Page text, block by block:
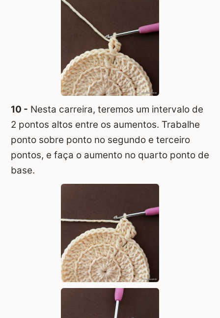
10 - Nesta carreira, teremos um intervalo de
2 pontos altos entre os aumentos. Trabalhe
ponto sobre ponto no segundo e terceiro
pontos, e faça o aumento no quarto ponto de
base.